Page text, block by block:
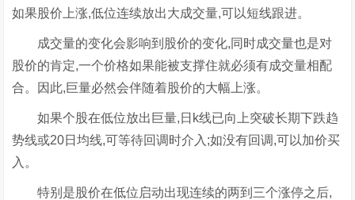
如果股价上涨,低位连续放出大成交量,可以短线跟进。
成交量的变化会影响到股价的变化,同时成交量也是对
股价的肯定,一个价格如果能被支撑住就必须有成交量相配
合。因此,巨量必然会伴随着股价的大幅上涨。
如果个股在低位放出巨量,日k线已向上突破长期下跌趋
势线或20日均线,可等待回调时介入;如没有回调,可以加价买
入。
特别是股价在低位启动出现连续的两到三个涨停之后,